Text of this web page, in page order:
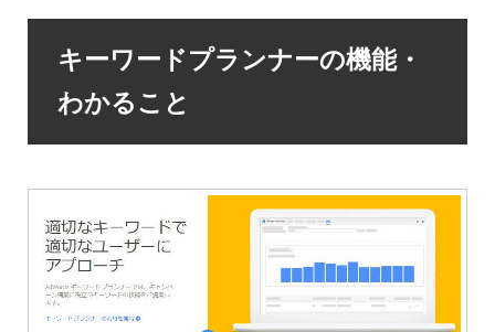
キーワードプランナーの機能・
わかること